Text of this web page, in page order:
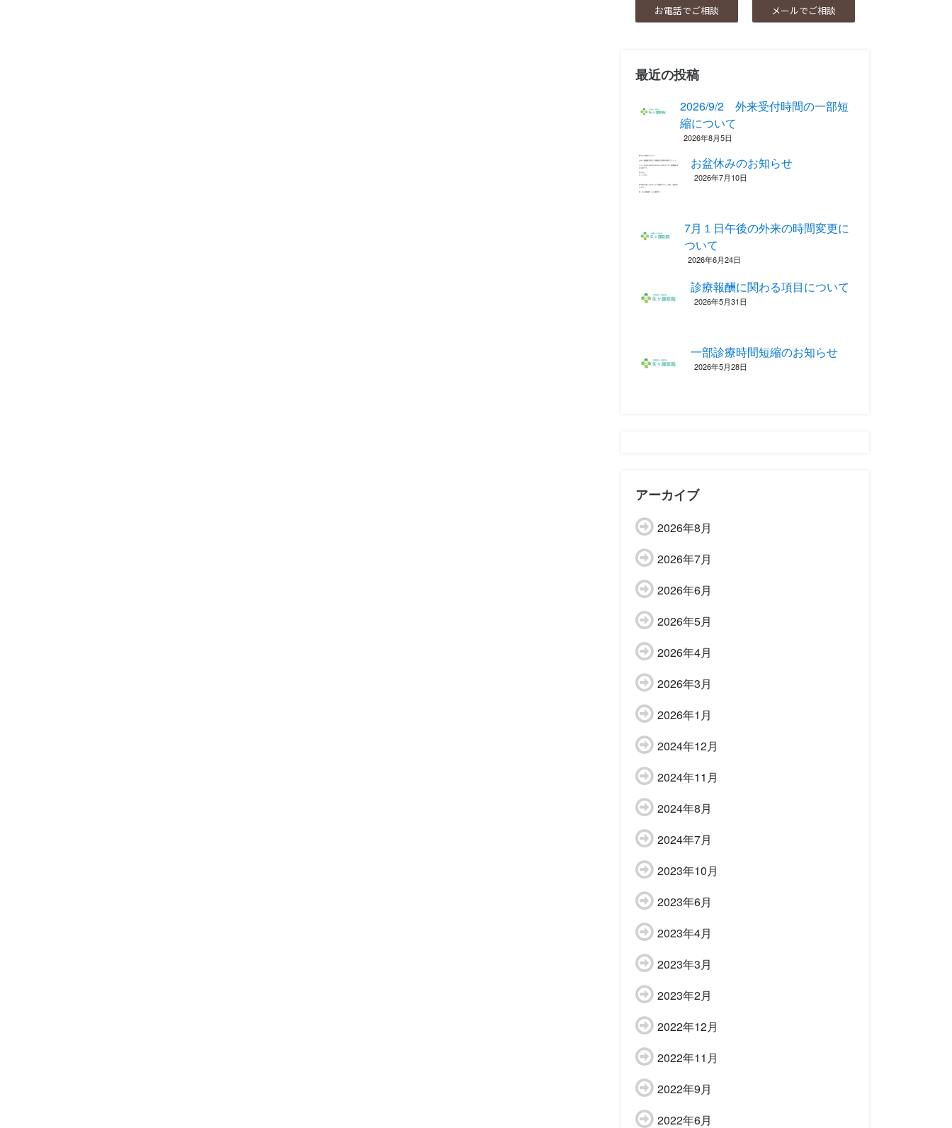
お電話でご相談 メールでご相談
最近の投稿
2026/9/2 外来受付時間の一部短
縮について
2026年8月5日
お盆休みのお知らせ
2026年7月10日
7月１日午後の外来の時間変更に
ついて
2026年6月24日
診療報酬に関わる項目について ‎
2026年5月31日
一部診療時間短縮のお知らせ
2026年5月28日
アーカイブ
2026年8月
2026年7月
2026年6月
2026年5月
2026年4月
2026年3月
2026年1月
2024年12月
2024年11月
2024年8月
2024年7月
2023年10月
2023年6月
2023年4月
2023年3月
2023年2月
2022年12月
2022年11月
2022年9月
2022年6月